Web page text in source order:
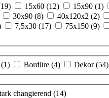
15x60 (12) 15x90 (1)
30x90 (8) 40x120x2 (2)
7,5x30 (17) 75x150 (9)
(1) Bordüre (4) Dekor(54)
changierend (14)